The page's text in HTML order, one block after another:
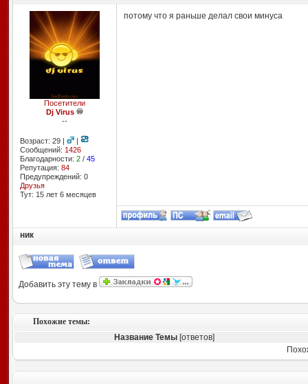
Посетители
Dj Virus
--
Возраст: 29 |
|
Сообщений: 1426
Благодарности: 2/ 45
Репутация: 84
Предупреждений: 0
Друзья
Тут: 15 лет 6 месяцев
потому что я раньше делал свои минуса
ник
Добавить эту тему в
Похожие темы:
Название Темы[ответов]